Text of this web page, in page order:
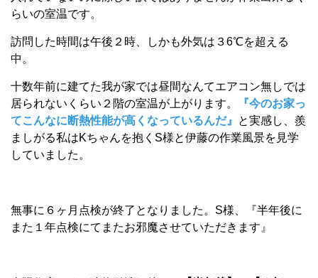
らいの室温です。
訪問した時間は午後２時、しかも外気は３6℃を超える
中。
十数年前に建てた我が家では昼間なんてエアコン無しでは
居られないくらい２階の室温が上がります。
『今のお家っ
てこんなに断熱性能が高くなっているんだ』
と実感し、羨
ましがる私はKちゃんを抱くS様と伊藤の作業風景を見学
していました。
無事に６ヶ月点検が終了となりました。S様、『半年後に
また１年点検にてまたお邪魔させていただきます』